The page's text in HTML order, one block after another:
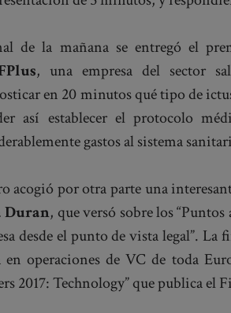
de la mañana se entregó el
, una empresa del sector
en 20 minutos qué tipo de
así establecer el protocolo
gastos al sistema
acogió por otra parte una
Duran, que versó sobre los
desde el punto de vista legal”. La
en operaciones de VC de toda
2017: Technology” que publica el